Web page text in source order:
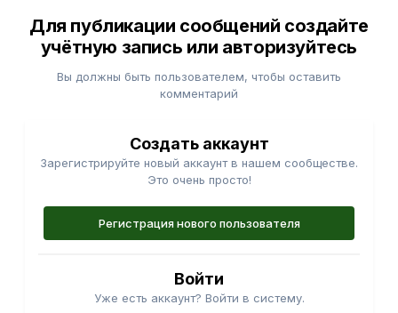
Для публикации сообщений создайте
учётную запись или авторизуйтесь
Вы должны быть пользователем, чтобы оставить
комментарий
Создать аккаунт
Зарегистрируйте новый аккаунт в нашем сообществе.
Это очень просто!
Регистрация нового пользователя
Войти
Уже есть аккаунт? Войти в систему.